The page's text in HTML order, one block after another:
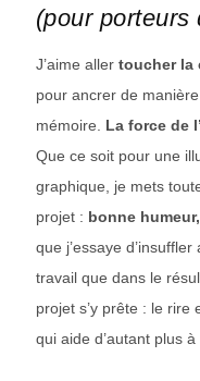
(pour porteurs
J’aime aller toucher la
pour ancrer de
mémoire. La force de
Que ce soit pour une
graphique, je mets
projet : bonne
que j’essaye
travail que dans le
projet s’y prête : le rire
qui aide d’autant plus